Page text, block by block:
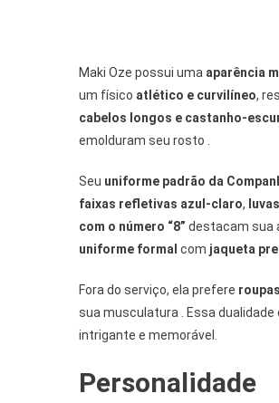
Maki Oze possui uma aparência
um físico atlético e curvilíneo,
cabelos longos e castanho-
emolduram seu rosto .
Seu uniforme padrão da
faixas refletivas azul-claro, luvas
com o número “8” destacam sua
uniforme formal com jaqueta
Fora do serviço, ela prefere
sua musculatura . Essa dualidade
intrigante e memorável.
Personalidade